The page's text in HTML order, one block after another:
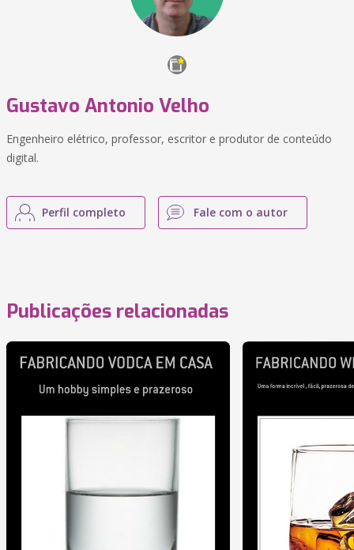
Gustavo Antonio Velho
Engenheiro elétrico, professor, escritor e produtor de conteúdo
digital.
Perfil completo Fale com o autor
Publicações relacionadas